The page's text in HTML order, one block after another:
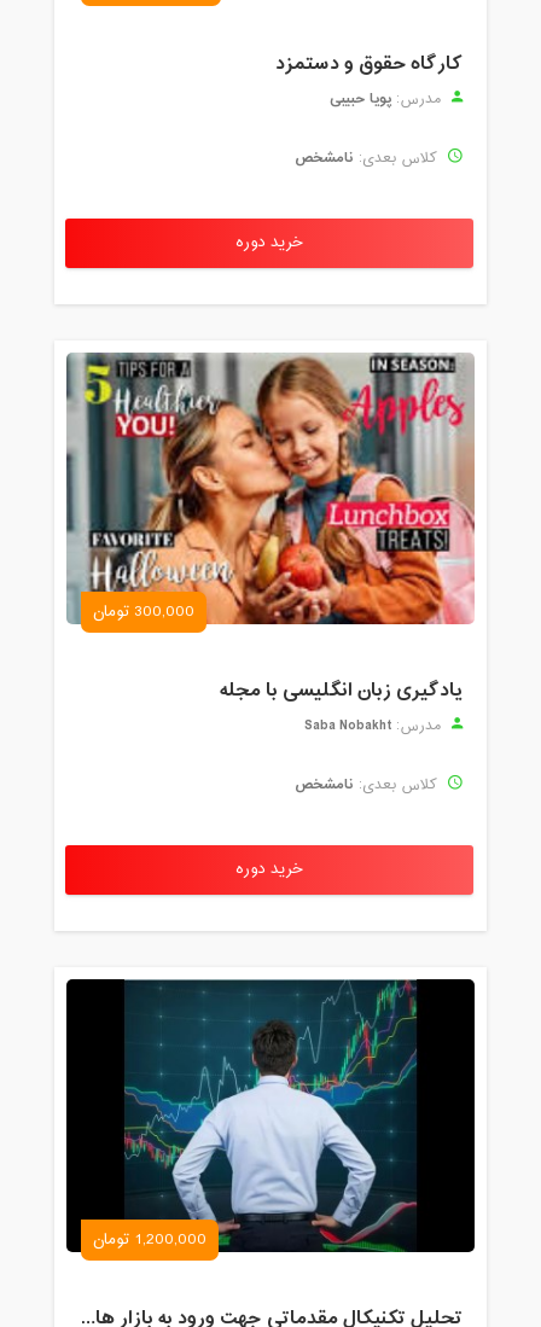
کارگاه حقوق و دستمزد
مدرس: پویا حبیبی
کلاس بعدی: نامشخص
خرید دوره
300,000 تومان
یادگیری زبان انگلیسی با مجله
مدرس: Saba Nobakht
کلاس بعدی: نامشخص
خرید دوره
1,200,000 تومان
تحلیل تکنیکال مقدماتی جهت ورود به بازار های مالی (رمز ارز و فارکس )